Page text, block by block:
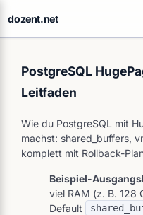
dozent.net
PostgreSQL
Leitfaden
Wie du PostgreSQL mit
machst: shared_buffers,
komplett mit Rollback-
Beispiel-
viel RAM (z. B. 128
Default